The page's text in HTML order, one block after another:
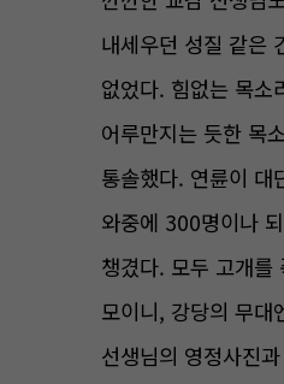
내세우던 성질 같은
없었다. 힘없는 목소
어루만지는 듯한 목
통솔했다. 연륜이 대
와중에 300명이나
챙겼다. 모두 고개를
모이니, 강당의 무대
선생님의 영정사진